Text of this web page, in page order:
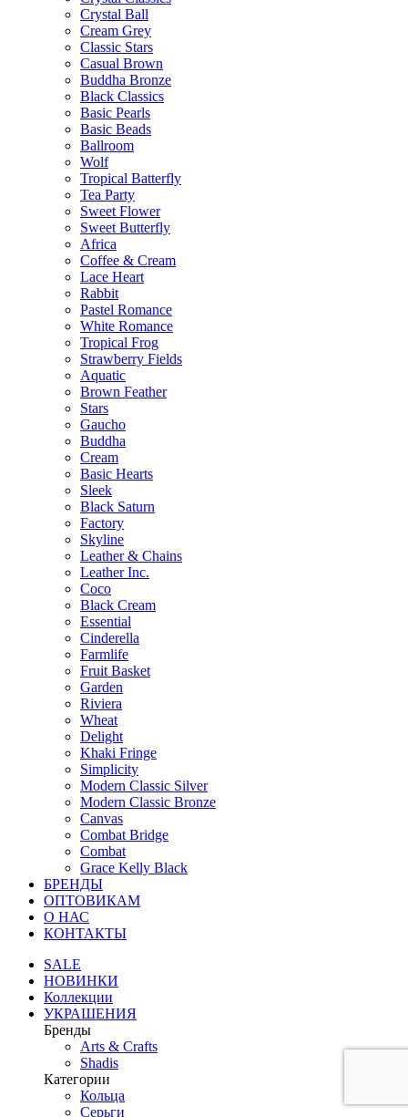
Crystal Ball
Cream Grey
Classic Stars
Casual Brown
Buddha Bronze
Black Classics
Basic Pearls
Basic Beads
Ballroom
Wolf
Tropical Batterfly
Tea Party
Sweet Flower
Sweet Butterfly
Africa
Coffee & Cream
Lace Heart
Rabbit
Pastel Romance
White Romance
Tropical Frog
Strawberry Fields
Aquatic
Brown Feather
Stars
Gaucho
Buddha
Cream
Basic Hearts
Sleek
Black Saturn
Factory
Skyline
Leather & Chains
Leather Inc.
Coco
Black Cream
Essential
Cinderella
Farmlife
Fruit Basket
Garden
Riviera
Wheat
Delight
Khaki Fringe
Simplicity
Modern Classic Silver
Modern Classic Bronze
Canvas
Combat Bridge
Combat
Grace Kelly Black
БРЕНДЫ
ОПТОВИКАМ
О НАС
КОНТАКТЫ
SALE
НОВИНКИ
Коллекции
УКРАШЕНИЯ
Бренды
Аrts & Сrafts
Shadis
Категории
Кольца
Серьги